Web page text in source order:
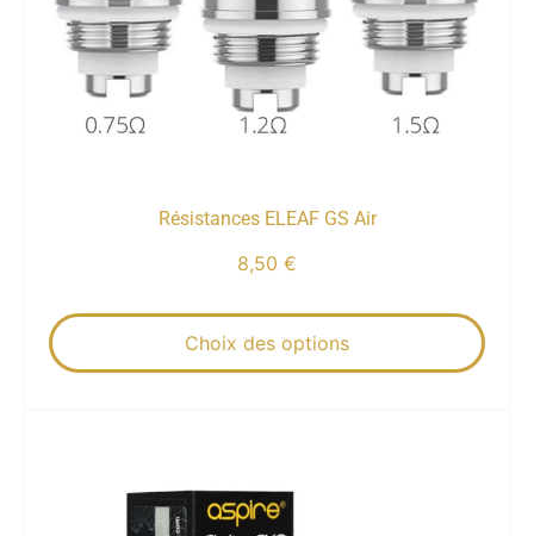
Résistances ELEAF GS Air
8,50 €
Choix des options